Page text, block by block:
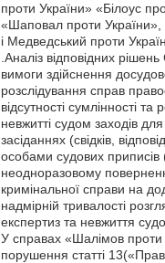
проти України» «Білоус
«Шаповал проти України»,
і Медведський проти
.Аналіз відповідних
вимоги здійснення
розслідування справ
відсутності сумлінності
невжитті судом заходів
засіданнях (свідків,
особами судових
неодноразовому
кримінальної справи на
надмірній тривалості
експертиз та невжиття
У справах «Шалімов проти
порушення статті